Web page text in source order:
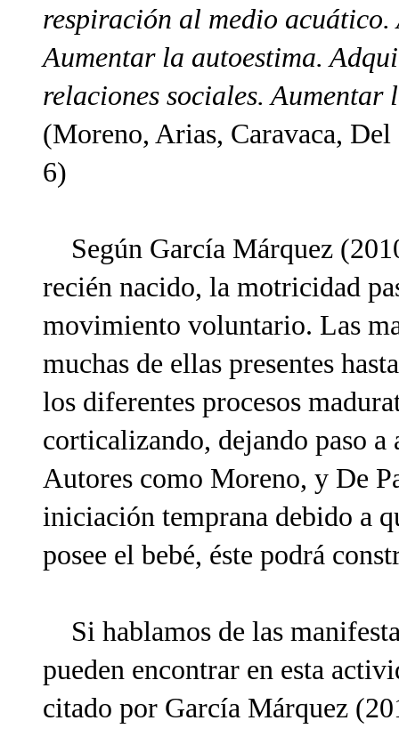
respiración al medio acuático.
Aumentar la autoestima.
relaciones sociales. Aumentar
(Moreno, Arias, Caravaca,
6)
Según García Márquez
recién nacido, la motricidad
movimiento voluntario. Las
muchas de ellas presentes
los diferentes procesos
corticalizando, dejando paso
Autores como Moreno, y De
iniciación temprana debido a
posee el bebé, éste podrá
Si hablamos de las
pueden encontrar en esta
citado por García Márquez